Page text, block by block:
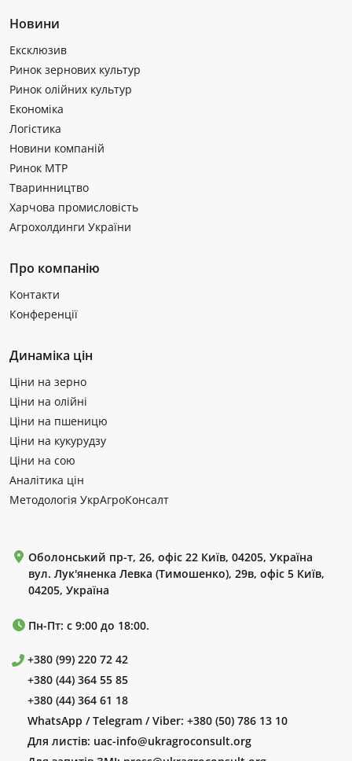
Новини
Ексклюзив
Ринок зернових культур
Ринок олійних культур
Економіка
Логістика
Новини компаній
Ринок МТР
Тваринництво
Харчова промисловість
Агрохолдинги України
Про компанію
Контакти
Конференції
Динаміка цін
Ціни на зерно
Ціни на олійні
Ціни на пшеницю
Ціни на кукурудзу
Ціни на сою
Аналітика цін
Методологія УкрАгроКонсалт
Оболонський пр-т, 26, офіс 22 Київ, 04205, Україна
вул. Лук'яненка Левка (Тимошенко), 29в, офіс 5 Київ,
04205, Україна
Пн-Пт: с 9:00 до 18:00.
+380 (99) 220 72 42
+380 (44) 364 55 85
+380 (44) 364 61 18
WhatsApp / Telegram / Viber: +380 (50) 786 13 10
Для листів: uac-info@ukragroconsult.org